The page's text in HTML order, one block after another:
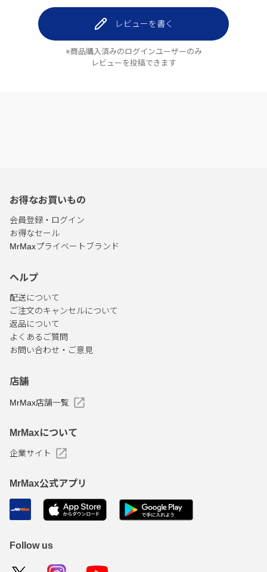
レビューを書く
※商品購入済みのログインユーザーのみ
レビューを投稿できます
お得なお買いもの
会員登録・ログイン
お得なセール
MrMaxプライベートブランド
ヘルプ
配送について
ご注文のキャンセルについて
返品について
よくあるご質問
お問い合わせ・ご意見
店舗
MrMax店舗一覧
MrMaxについて
企業サイト
MrMax公式アプリ
Follow us